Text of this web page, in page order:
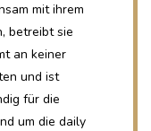
mit ihrem
betreibt sie
an keiner
und ist
für die
um die daily